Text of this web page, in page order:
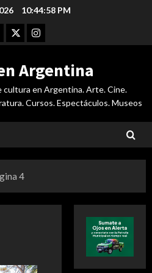
10:44:58 PM
TwitterInstagram
Argentina
cultura en Argentina. Arte. Cine.
Cursos. Espectáculos. Museos
4